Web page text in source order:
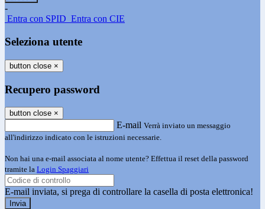
-
Entra con SPID Entra con CIE
Seleziona utente
button close ×
Recupero password
button close ×
E-mail Verrà inviato un messaggio
all'indirizzo indicato con le istruzioni necessarie.
Non hai una e-mail associata al nome utente? Effettua il reset della password
tramite la Login Spaggiari
E-mail inviata, si prega di controllare la casella di posta elettronica!